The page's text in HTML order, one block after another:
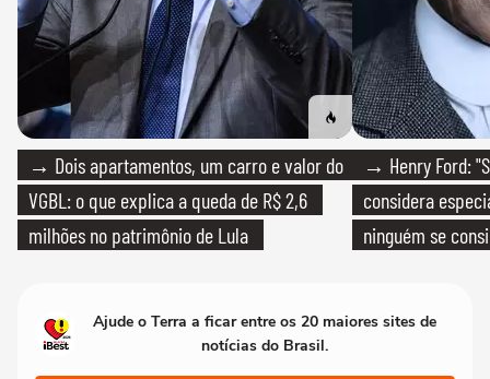
→ Dois apartamentos, um carro e valor do
VGBL: o que explica a queda de R$ 2,6
milhões no patrimônio de Lula
→ Henry Ford:
considera
ninguém se
Ajude o Terra a ficar entre os 20 maiores sites de
notícias do Brasil.